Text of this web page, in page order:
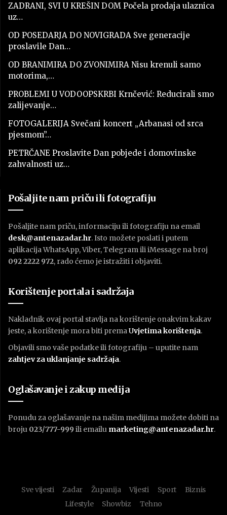
ZADRANI, SVI U KREŠIN DOM Počela prodaja ulaznica
uz…
OD POSEDARJA DO NOVIGRADA Sve generacije
proslavile Dan…
OD BRANIMIRA DO ZVONIMIRA Nisu krenuli samo
motorima,…
PROBLEMI U VODOOPSKRBI Krnčević: Reducirali smo
zalijevanje…
FOTOGALERIJA Svečani koncert „Arbanasi od srca
pjesmom”…
PETRČANE Proslavite Dan pobjede i domovinske
zahvalnosti uz…
Pošaljite nam priču ili fotografiju
Pošaljite nam priču, informaciju ili fotografiju na email
desk@antenazadar.hr. Isto možete poslati i putem
aplikacija WhatsApp, Viber, Telegram ili iMessage na broj
092 2222 972, rado ćemo je istražiti i objaviti.
Korištenje portala i sadržaja
Nakladnik ovaj portal stavlja na korištenje onakvim kakav
jeste, a korištenje mora biti premaUvjetima korištenja.
Objavili smo vaše podatke ili fotografiju – uputite nam
zahtjev za uklanjanje sadržaja.
Oglašavanje i zakup medija
Ponudu za oglašavanje na našim medijima možete dobiti na
broju 023/777-999 ili emailu marketing@antenazadar.hr.
Sve vijesti Zadar Županija Vijesti Sport
Biznis
Lifestyle
Showbiz Tehno